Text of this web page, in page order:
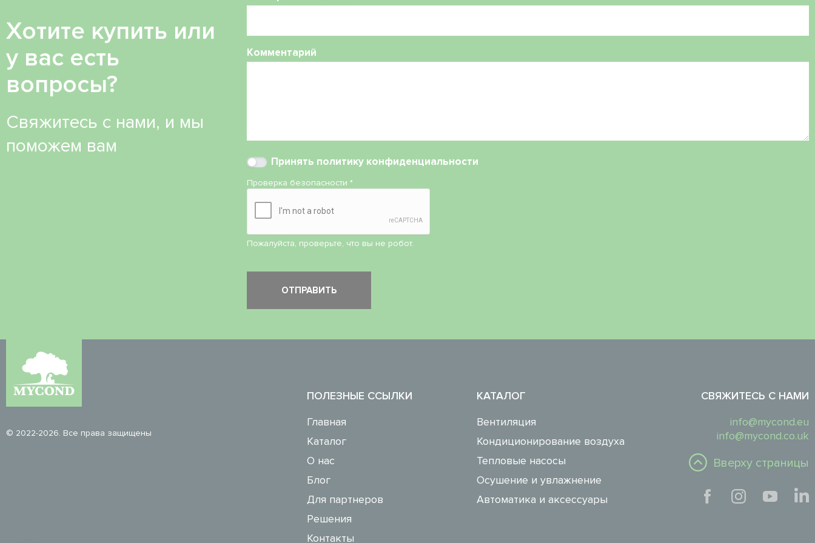
Хотите купить или
у вас есть
вопросы?
Свяжитесь с нами, и мы
поможем вам
Комментарий
Принять политику конфиденциальности
Проверка безопасности*
Пожалуйста, проверьте, что вы не робот.
© 2022-2026. Все права защищены
ПОЛЕЗНЫЕ ССЫЛКИ
Главная
Каталог
О нас
Блог
Для партнеров
Решения
Контакты
КАТАЛОГ
Вентиляция
Кондиционирование воздуха
Тепловые насосы
Осушение и увлажнение
Автоматика и аксессуары
СВЯЖИТЕСЬ С НАМИ
info@mycond.eu
info@mycond.co.uk
Вверху страницы